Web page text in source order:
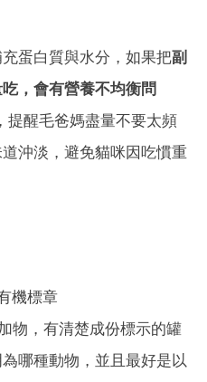
蛋白質與水分，如果把副
，會有營養不均衡問
提醒毛爸媽盡量不要太頻
沖淡，避免貓咪因吃慣重
機標章
物，有清楚成份標示的罐
哪種動物，並且最好是以